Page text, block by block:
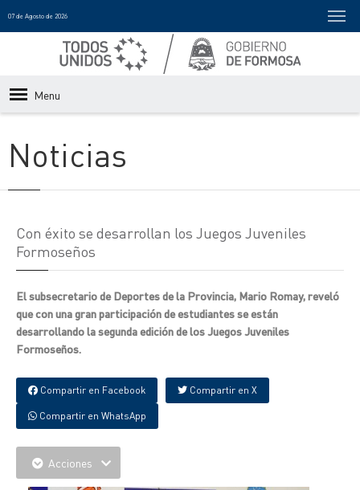
07 de Agosto de 2026
Menu
Noticias
Con éxito se desarrollan los Juegos Juveniles
Formoseños
El subsecretario de Deportes de la Provincia, Mario Romay, reveló
que con una gran participación de estudiantes se están
desarrollando la segunda edición de los Juegos Juveniles
Formoseños.
Compartir en Facebook Compartir en X
Compartir en WhatsApp
Acciones